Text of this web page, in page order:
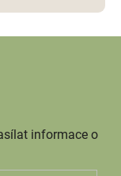
informace o